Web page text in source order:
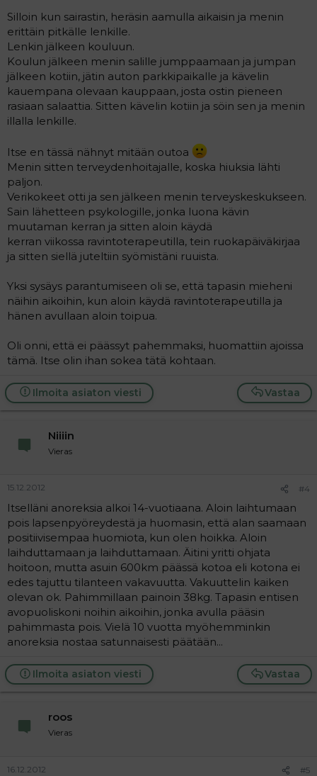
Silloin kun sairastin, heräsin aamulla aikaisin ja menin
erittäin pitkälle lenkille.
Lenkin jälkeen kouluun.
Koulun jälkeen menin salille jumppaamaan ja jumpan
jälkeen kotiin, jätin auton parkkipaikalle ja kävelin
kauempana olevaan kauppaan, josta ostin pieneen
rasiaan salaattia. Sitten kävelin kotiin ja söin sen ja menin
illalla lenkille.
Itse en tässä nähnyt mitään outoa
Menin sitten terveydenhoitajalle, koska hiuksia lähti
paljon.
Verikokeet otti ja sen jälkeen menin terveyskeskukseen.
Sain lähetteen psykologille, jonka luona kävin
muutaman kerran ja sitten aloin käydä
kerran viikossa ravintoterapeutilla, tein ruokapäiväkirjaa
ja sitten siellä juteltiin syömistäni ruuista.
Yksi sysäys parantumiseen oli se, että tapasin mieheni
näihin aikoihin, kun aloin käydä ravintoterapeutilla ja
hänen avullaan aloin toipua.
Oli onni, että ei päässyt pahemmaksi, huomattiin ajoissa
tämä. Itse olin ihan sokea tätä kohtaan.
Vastaa
Ilmoita asiaton viesti
Niiiin
Vieras
15.12.2012 #4
Itselläni anoreksia alkoi 14-vuotiaana. Aloin laihtumaan
pois lapsenpyöreydestä ja huomasin, että alan saamaan
positiivisempaa huomiota, kun olen hoikka. Aloin
laihduttamaan ja laihduttamaan. Äitini yritti ohjata
hoitoon, mutta asuin 600km päässä kotoa eli kotona ei
edes tajuttu tilanteen vakavuutta. Vakuuttelin kaiken
olevan ok. Pahimmillaan painoin 38kg. Tapasin entisen
avopuoliskoni noihin aikoihin, jonka avulla pääsin
pahimmasta pois. Vielä 10 vuotta myöhemminkin
anoreksia nostaa satunnaisesti päätään...
Vastaa
Ilmoita asiaton viesti
roos
Vieras
16.12.2012 #5